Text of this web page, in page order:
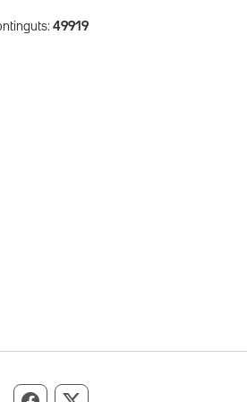
49919